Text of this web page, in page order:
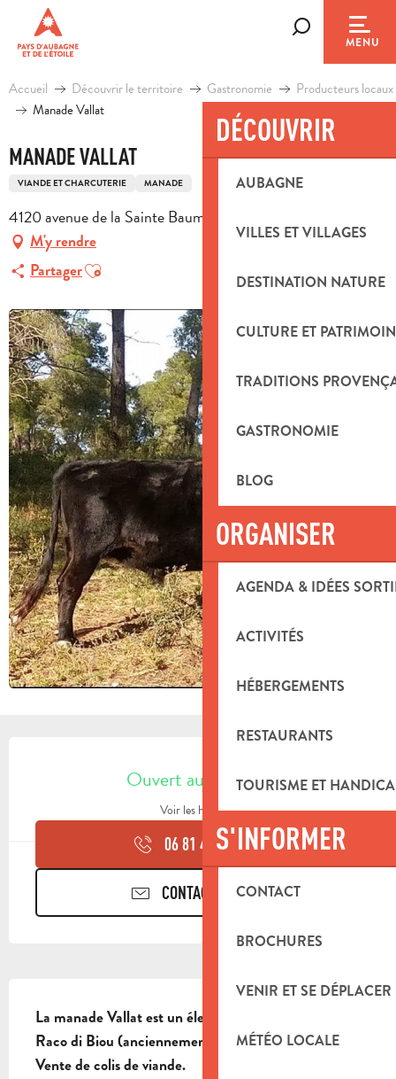
contenu
principal
MENU
DÉCOUVRIR
AUBAGNE
VILLES ET VILLAGES
DESTINATION NATURE
CULTURE ET
TRADITIONS
GASTRONOMIE
BLOG
ORGANISER
AGENDA & IDÉES
ACTIVITÉS
HÉBERGEMENTS
RESTAURANTS
TOURISME ET
S'INFORMER
CONTACT
BROCHURES
VENIR ET SE DÉPLACER
MÉTÉO LOCALE
Accueil Découvrir le territoire Gastronomie
Producteurs locaux
Manade Vallat
MANADE VALLAT
VIANDE ET CHARCUTERIE MANADE
4120 avenue de la Sainte Baume, 13720 La Bouilladisse
M'y rendre
PartagerAjouter aux favoris
OUVERTURE ET COORDONNÉES
Ouvert aujourd'hui
Voir les horaires
06 81 44 26 ▒▒
CONTACTEZ-NOUS
La manade Vallat est un élevage de bovin de race
Raco di Biou (anciennement appelé Camargue).
Vente de colis de viande.